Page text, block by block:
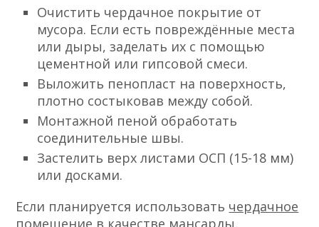
Очистить чердачное покрытие от
мусора. Если есть повреждённые места
или дыры, заделать их с помощью
цементной или гипсовой смеси.
Выложить пенопласт на поверхность,
плотно состыковав между собой.
Монтажной пеной обработать
соединительные швы.
Застелить верх листами ОСП (15-18 мм)
или досками.
Если планируется использовать чердачное
помещение в качестве мансарды,